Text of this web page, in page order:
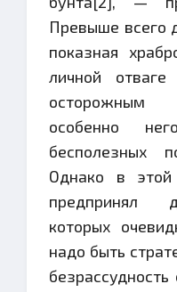
Превыше всего
показная
личной
осторожным
особенно
бесполезных
Однако в
предпринял
которых
надо быть